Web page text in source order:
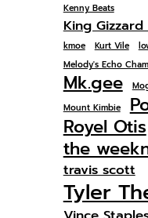
Kenny Beats
King
kmoe Kurt Vile
Melody's Echo
Mk.gee
Mount Kimbie
Royel Otis
the
travis scott
Tyler